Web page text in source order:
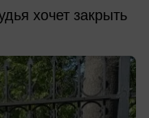
хочет закрыть